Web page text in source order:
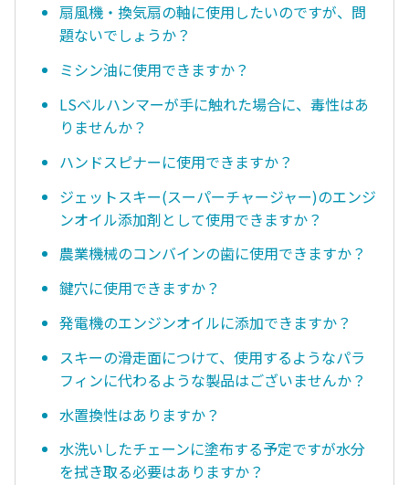
扇風機・換気扇の軸に使用したいのですが、問
題ないでしょうか？
ミシン油に使用できますか？
LSベルハンマーが手に触れた場合に、毒性はあ
りませんか？
ハンドスピナーに使用できますか？
ジェットスキー(スーパーチャージャー)のエンジ
ンオイル添加剤として使用できますか？
農業機械のコンバインの歯に使用できますか？
鍵穴に使用できますか？
発電機のエンジンオイルに添加できますか？
スキーの滑走面につけて、使用するようなパラ
フィンに代わるような製品はございませんか？
水置換性はありますか？
水洗いしたチェーンに塗布する予定ですが水分
を拭き取る必要はありますか？